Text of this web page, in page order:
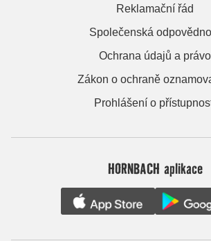
Reklamační řád
Společenská
Ochrana údajů a právo
Zákon o ochraně
Prohlášení o
HORNBACH aplikace